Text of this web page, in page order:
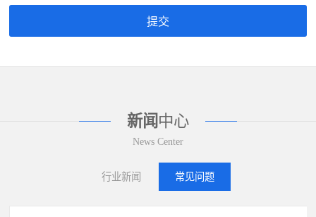
新闻 中心
News Center
行业新闻 常见问题